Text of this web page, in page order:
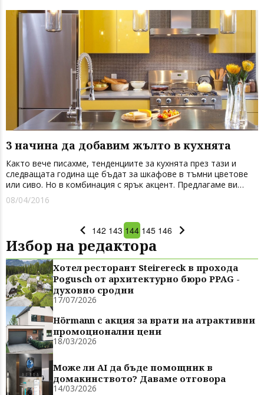
3 начина да добавим жълто в кухнята
Както вече писахме, тенденциите за кухнята през тази и
следващата година ще бъдат за шкафове в тъмни цветове
или сиво. Но в комбинация с ярък акцент. Предлагаме ви
варианти за три кухни, при които акцентът е жълтият цвят –
ярък, свеж и запомнящ се. Първото предложение е за жълта
08/04/2016
142 143 144 145 146
Избор на редактора
Хотел ресторант Steirereck в прохода
Pogusch от архитектурно бюро PPAG -
духовно сродни
17/07/2026
Hörmann с акция за врати на атрактивни
промоционални цени
18/03/2026
Може ли AI да бъде помощник в
домакинството? Даваме отговора
14/03/2026